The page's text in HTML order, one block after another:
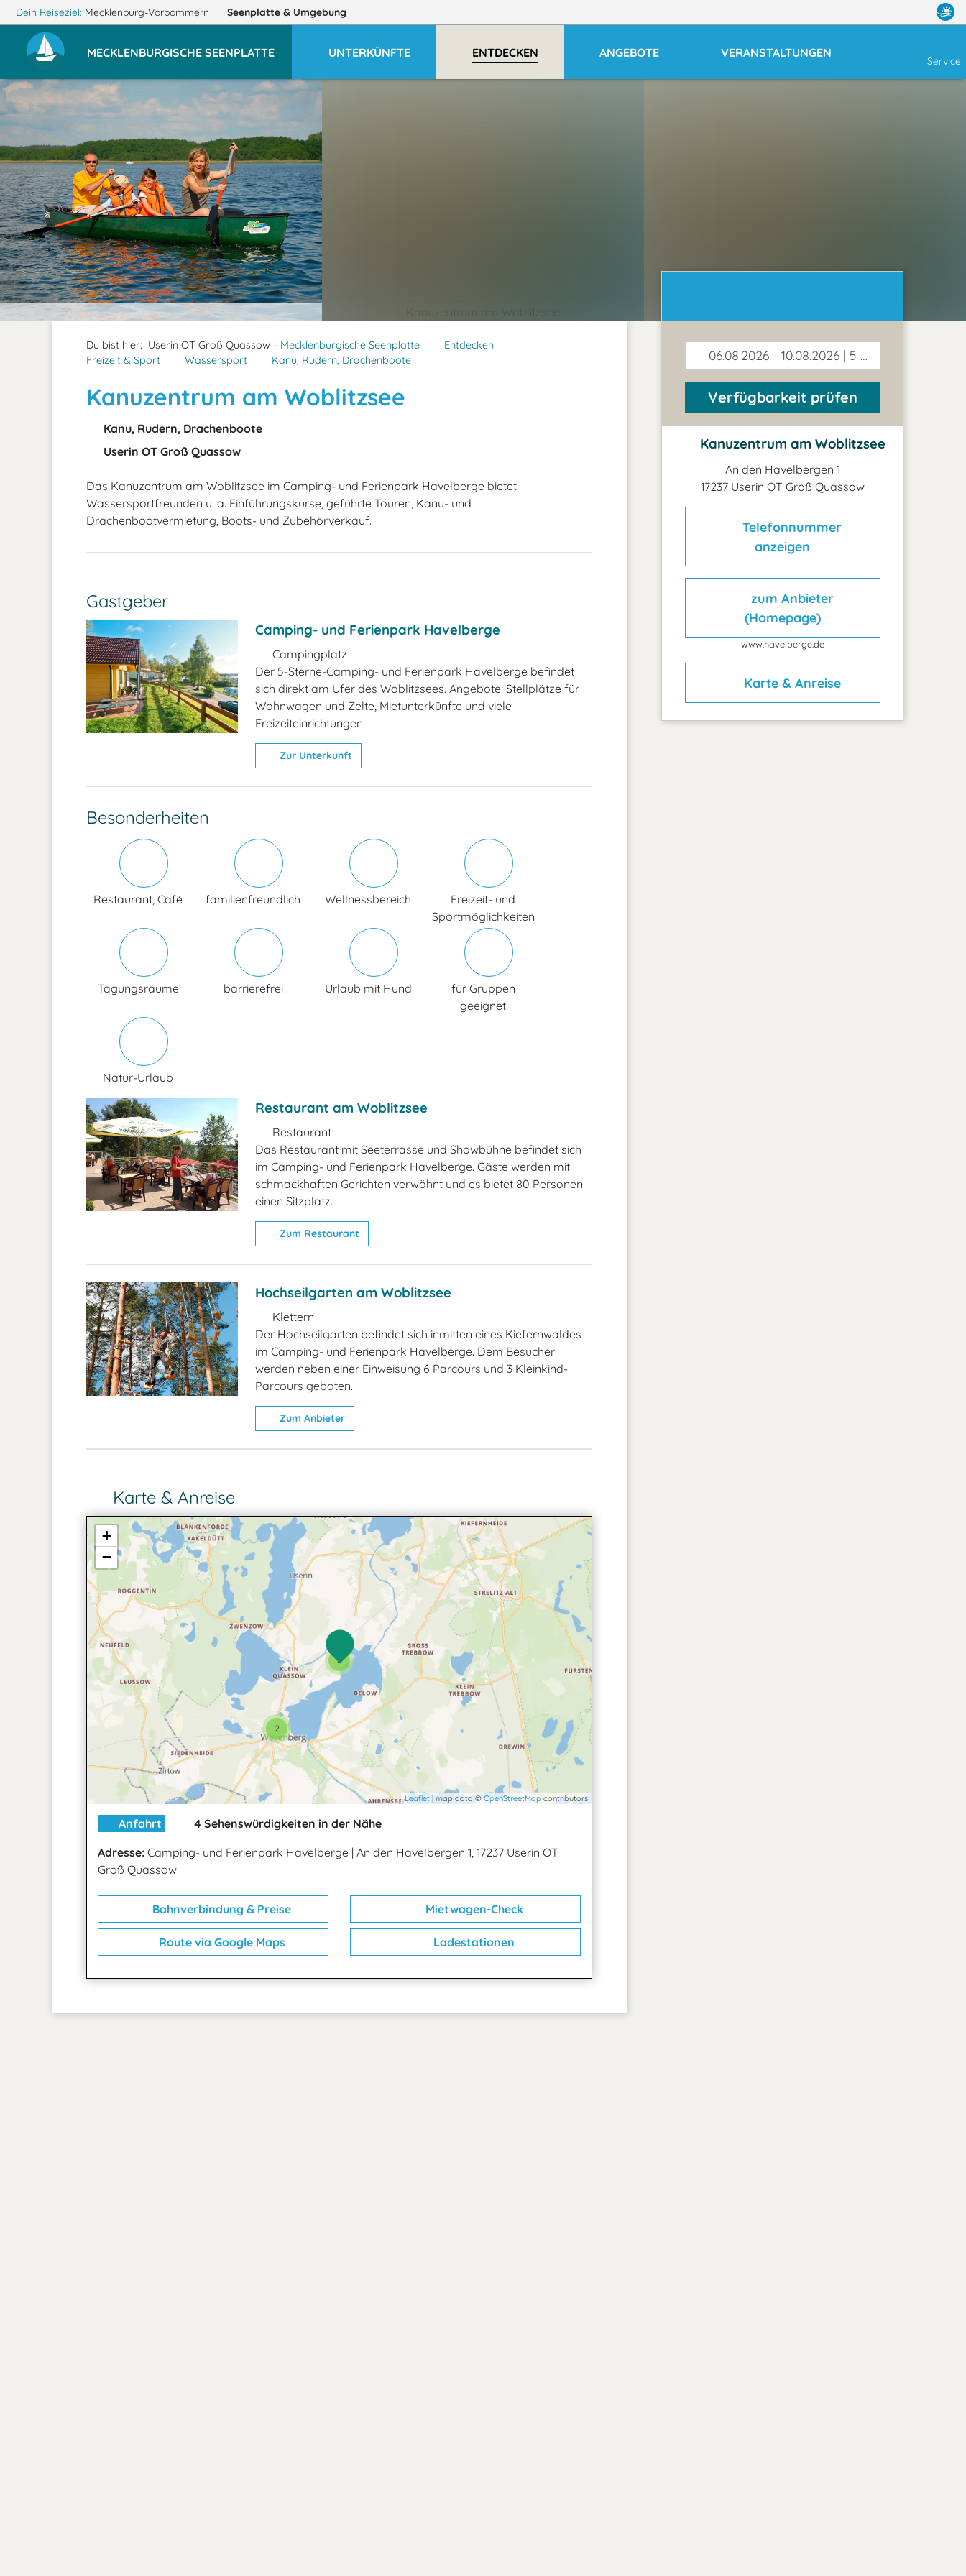
Dein Reiseziel: Mecklenburg-Vorpommern Seenplatte & Umgebung
MECKLENBURGISCHE SEENPLATTE UNTERKÜNFTE ENTDECKEN ANGEBOTE VERANSTALTUNGEN
Service
Du bist hier: Userin OT Groß Quassow - Mecklenburgische Seenplatte
Entdecken
Freizeit & Sport
Wassersport Kanu, Rudern, Drachenboote
Kanuzentrum am Woblitzsee
Kanu, Rudern, Drachenboote
Userin OT Groß Quassow
Das Kanuzentrum am Woblitzsee im Camping- und Ferienpark Havelberge bietet
Wassersportfreunden u. a. Einführungskurse, geführte Touren, Kanu- und
Drachenbootvermietung, Boots- und Zubehörverkauf.
Gastgeber
Camping- und Ferienpark Havelberge
Campingplatz
Der 5-Sterne-Camping- und Ferienpark Havelberge befindet
sich direkt am Ufer des Woblitzsees. Angebote: Stellplätze für
Wohnwagen und Zelte, Mietunterkünfte und viele
Freizeiteinrichtungen.
Zur Unterkunft
Besonderheiten
Restaurant, Café familienfreundlich Wellnessbereich
Freizeit- und
Sportmöglichkeiten
Tagungsräume barrierefrei Urlaub mit Hund
für Gruppen
geeignet
Natur-Urlaub
Restaurant am Woblitzsee
Restaurant
Das Restaurant mit Seeterrasse und Showbühne befindet sich
im Camping- und Ferienpark Havelberge. Gäste werden mit
schmackhaften Gerichten verwöhnt und es bietet 80 Personen
einen Sitzplatz.
Zum Restaurant
Hochseilgarten am Woblitzsee
Klettern
Der Hochseilgarten befindet sich inmitten eines Kiefernwaldes
im Camping- und Ferienpark Havelberge. Dem Besucher
werden neben einer Einweisung 6 Parcours und 3 Kleinkind-
Parcours geboten.
Zum Anbieter
Karte & Anreise
2
2
+
−
Leaflet | map data ©OpenStreetMap contributors
Anfahrt
4 Sehenswürdigkeiten in der Nähe
Adresse: Camping- und Ferienpark Havelberge | An den Havelbergen 1, 17237 Userin OT
Groß Quassow
Bahnverbindung & Preise Mietwagen-Check
Route via Google Maps Ladestationen
06.08.2026 - 10.08.2026 | 5 Tage
Verfügbarkeit prüfen
Kanuzentrum am Woblitzsee
An den Havelbergen 1
17237 Userin OT Groß Quassow
Telefonnummer
anzeigen
zum Anbieter
(Homepage)
www.havelberge.de
Karte & Anreise